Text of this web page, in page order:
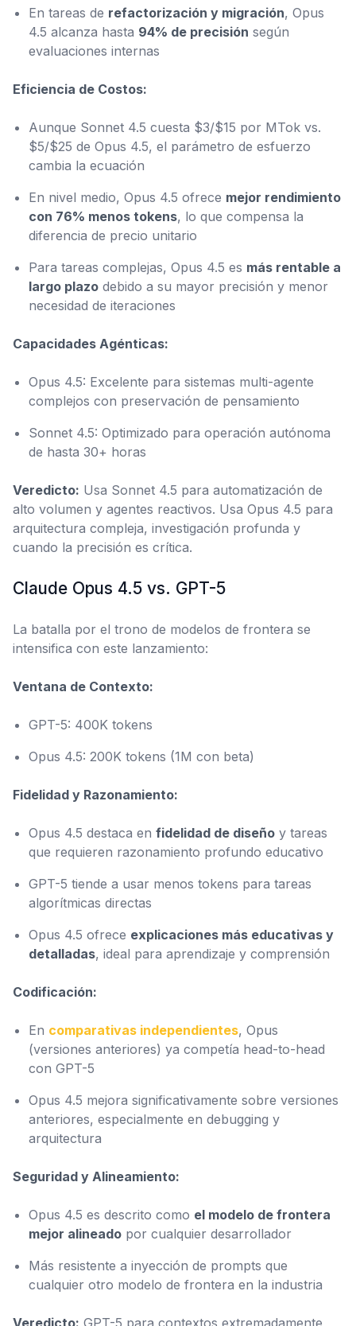
En tareas de refactorización y migración, Opus
4.5 alcanza hasta 94% de precisión según
evaluaciones internas
Eficiencia de Costos:
Aunque Sonnet 4.5 cuesta $3/$15 por MTok vs.
$5/$25 de Opus 4.5, el parámetro de esfuerzo
cambia la ecuación
En nivel medio, Opus 4.5 ofrece mejor rendimiento
con 76% menos tokens, lo que compensa la
diferencia de precio unitario
Para tareas complejas, Opus 4.5 es más rentable a
largo plazo debido a su mayor precisión y menor
necesidad de iteraciones
Capacidades Agénticas:
Opus 4.5: Excelente para sistemas multi-agente
complejos con preservación de pensamiento
Sonnet 4.5: Optimizado para operación autónoma
de hasta 30+ horas
Veredicto: Usa Sonnet 4.5 para automatización de
alto volumen y agentes reactivos. Usa Opus 4.5 para
arquitectura compleja, investigación profunda y
cuando la precisión es crítica.
Claude Opus 4.5 vs. GPT-5
La batalla por el trono de modelos de frontera se
intensifica con este lanzamiento:
Ventana de Contexto:
GPT-5: 400K tokens
Opus 4.5: 200K tokens (1M con beta)
Fidelidad y Razonamiento:
Opus 4.5 destaca en fidelidad de diseño y tareas
que requieren razonamiento profundo educativo
GPT-5 tiende a usar menos tokens para tareas
algorítmicas directas
Opus 4.5 ofrece explicaciones más educativas y
detalladas, ideal para aprendizaje y comprensión
Codificación:
En comparativas independientes, Opus
(versiones anteriores) ya competía head-to-head
con GPT-5
Opus 4.5 mejora significativamente sobre versiones
anteriores, especialmente en debugging y
arquitectura
Seguridad y Alineamiento:
Opus 4.5 es descrito como el modelo de frontera
mejor alineado por cualquier desarrollador
Más resistente a inyección de prompts que
cualquier otro modelo de frontera en la industria
Veredicto: GPT-5 para contextos extremadamente